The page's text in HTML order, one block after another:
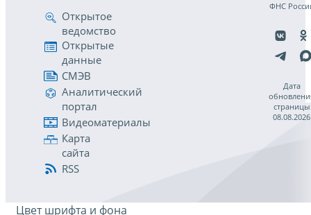
Открытое
ведомство
Открытые
данные
СМЭВ
Аналитический
портал
Видеоматериалы
Карта
сайта
RSS
ФНС
Дата
страницы
08.08.2026
Цвет шрифта и фона